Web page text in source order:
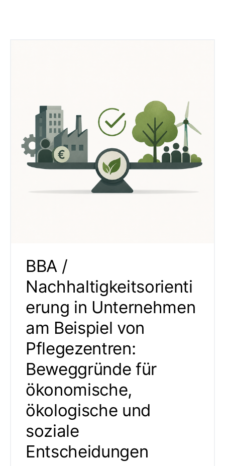
BBA /
Nachhaltigkeitsorienti
erung in Unternehmen
am Beispiel von
Pflegezentren:
Beweggründe für
ökonomische,
ökologische und
soziale
Entscheidungen